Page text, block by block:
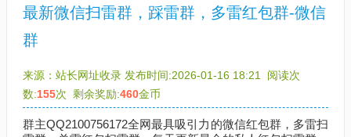
最新微信扫雷群，踩雷群，多雷红包群-微信
群
来源： 站长网址收录 发布时间:2026-01-16 18:21
阅读次
数:155次 剩余奖励:460金币
群主QQ2100756172全网最具吸引力的微信红包群，多雷扫